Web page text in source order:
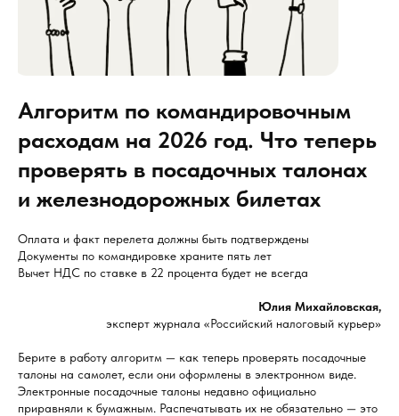
Алгоритм по командировочным
расходам на 2026 год. Что теперь
проверять в посадочных талонах
и железнодорожных билетах
Оплата и факт перелета должны быть подтверждены
Документы по командировке храните пять лет
Вычет НДС по ставке в 22 процента будет не всегда
Юлия Михайловская,
эксперт журнала «Российский налоговый курьер»
Берите в работу алгоритм — как теперь проверять посадочные
талоны на самолет, если они оформлены в электронном виде.
Электронные посадочные талоны недавно официально
приравняли к бумажным. Распечатывать их не обязательно — это